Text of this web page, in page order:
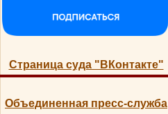
Страница суда "ВКонтакте"
Объединенная пресс-служба